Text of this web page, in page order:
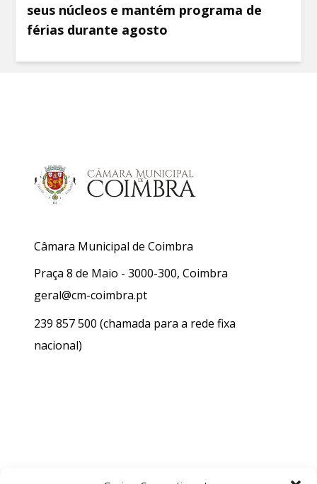
seus núcleos e mantém programa de
férias durante agosto
Câmara Municipal de Coimbra
Praça 8 de Maio - 3000-300, Coimbra
geral@cm-coimbra.pt
239 857 500 (chamada para a rede fixa
nacional)